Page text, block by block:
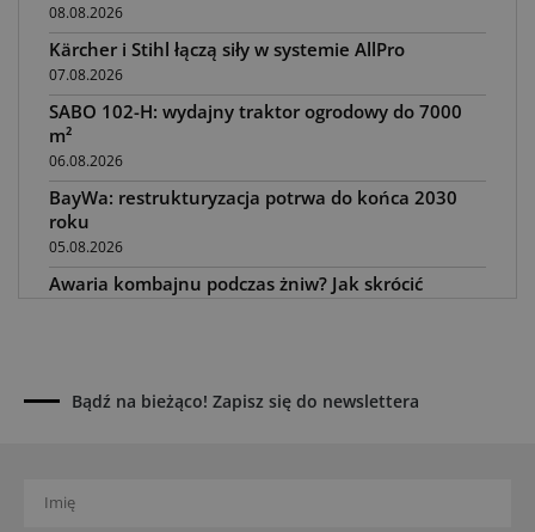
08.08.2026
Kärcher i Stihl łączą siły w systemie AllPro
07.08.2026
SABO 102-H: wydajny traktor ogrodowy do 7000
m²
06.08.2026
BayWa: restrukturyzacja potrwa do końca 2030
roku
05.08.2026
Awaria kombajnu podczas żniw? Jak skrócić
Fendt, Valtra i Massey Ferguson przy sprzedaży
maszyn rolniczych
bijakowe
Bądź na bieżąco! Zapisz się do newslettera